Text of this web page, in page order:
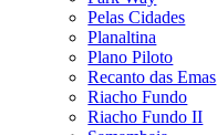
Pelas Cidades
Planaltina
Plano Piloto
Recanto das Emas
Riacho Fundo
Riacho Fundo II